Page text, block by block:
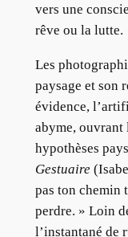
vers une
rêve ou la lutte.
Les
paysage et son
évidence,
abyme, ouvrant
hypothèses
Gestuaire
pas ton chemin
perdre. » Loin
l’instantané de